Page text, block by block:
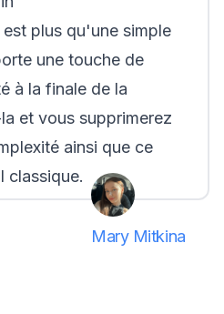
plus qu'une simple
une touche de
à la finale de la
et vous supprimerez
ainsi que ce
classique.
Mary Mitkina